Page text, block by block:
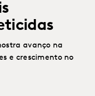
avanço na
e crescimento no